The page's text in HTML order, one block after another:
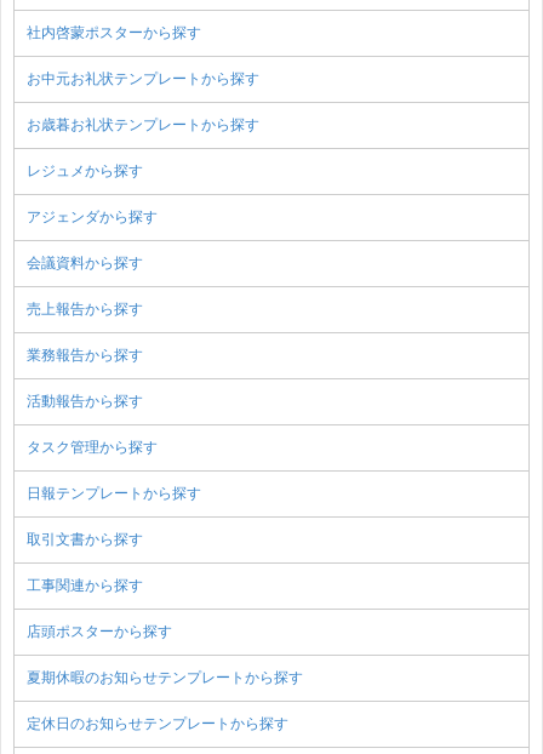
社内啓蒙ポスターから探す
お中元お礼状テンプレートから探す
お歳暮お礼状テンプレートから探す
レジュメから探す
アジェンダから探す
会議資料から探す
売上報告から探す
業務報告から探す
活動報告から探す
タスク管理から探す
日報テンプレートから探す
取引文書から探す
工事関連から探す
店頭ポスターから探す
夏期休暇のお知らせテンプレートから探す
定休日のお知らせテンプレートから探す